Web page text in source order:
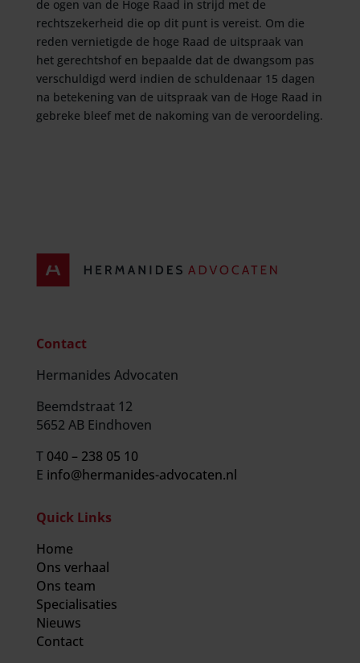
de ogen van de Hoge Raad in strijd met de
rechtszekerheid die op dit punt is vereist. Om die
reden vernietigde de hoge Raad de uitspraak van
het gerechtshof en bepaalde dat de dwangsom pas
verschuldigd werd indien de schuldenaar 15 dagen
na betekening van de uitspraak van de Hoge Raad in
gebreke bleef met de nakoming van de veroordeling.
Contact
Hermanides Advocaten
Beemdstraat 12
5652 AB Eindhoven
T040 – 238 05 10
E info@hermanides-advocaten.nl
Quick Links
Home
Ons verhaal
Ons team
Specialisaties
Nieuws
Contact